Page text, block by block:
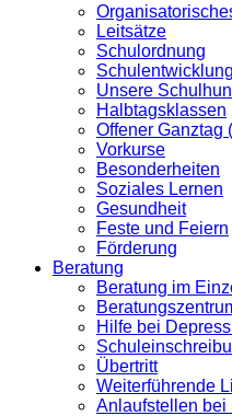
Leitsätze
Schulordnung
Schulentwicklung
Unsere
Halbtagsklassen
Offener Ganztag
Vorkurse
Besonderheiten
Soziales Lernen
Gesundheit
Feste und Feiern
Förderung
Beratung
Beratung im
Hilfe bei
Übertritt
Weiterführende
Anlaufstellen bei